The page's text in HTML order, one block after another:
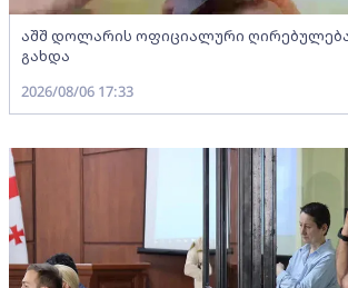
აშშ დოლარის ოფიციალური ღირებულება
გახდა
2026/08/06 17:33